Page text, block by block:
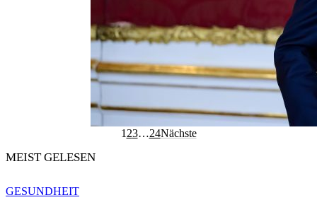
1 23…24Nächste
MEIST GELESEN
GESUNDHEIT